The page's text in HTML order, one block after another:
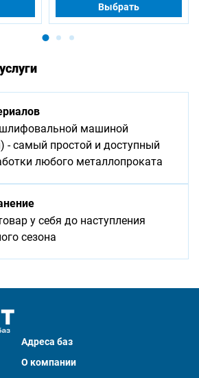
Выбрать
машиной
- самый простой и доступный
любого металлопроката
у себя до наступления
сезона
Адреса баз
О компании